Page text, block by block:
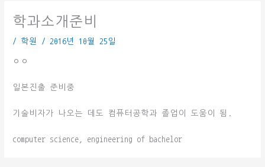
학과소개준비
/ 학원 / 2016년 10월 25일
ㅇㅇ
일본진출 준비중
기술비자가 나오는 데도 컴퓨터공학과 졸업이 도움이 됨.
computer science, engineering of bachelor